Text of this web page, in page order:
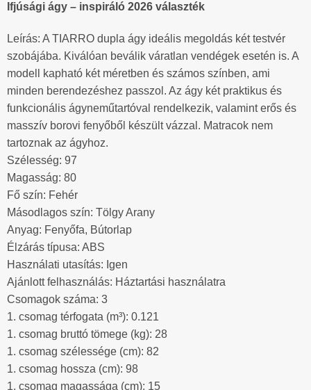
Ifjúsági ágy – inspiráló 2026 választék
Leírás: A TIARRO dupla ágy ideális megoldás két testvér
szobájába. Kiválóan beválik váratlan vendégek esetén is. A
modell kapható két méretben és számos színben, ami
minden berendezéshez passzol. Az ágy két praktikus és
funkcionális ágyneműtartóval rendelkezik, valamint erős és
masszív borovi fenyőből készült vázzal. Matracok nem
tartoznak az ágyhoz.
Szélesség: 97
Magasság: 80
Fő szín: Fehér
Másodlagos szín: Tölgy Arany
Anyag: Fenyőfa, Bútorlap
Élzárás típusa: ABS
Használati utasítás: Igen
Ajánlott felhasználás: Háztartási használatra
Csomagok száma: 3
1. csomag térfogata (m³): 0.121
1. csomag bruttó tömege (kg): 28
1. csomag szélessége (cm): 82
1. csomag hossza (cm): 98
1. csomag magassága (cm): 15